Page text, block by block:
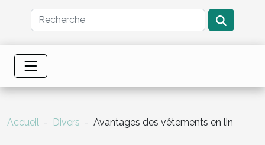
Accueil Divers Avantages des vêtements en lin